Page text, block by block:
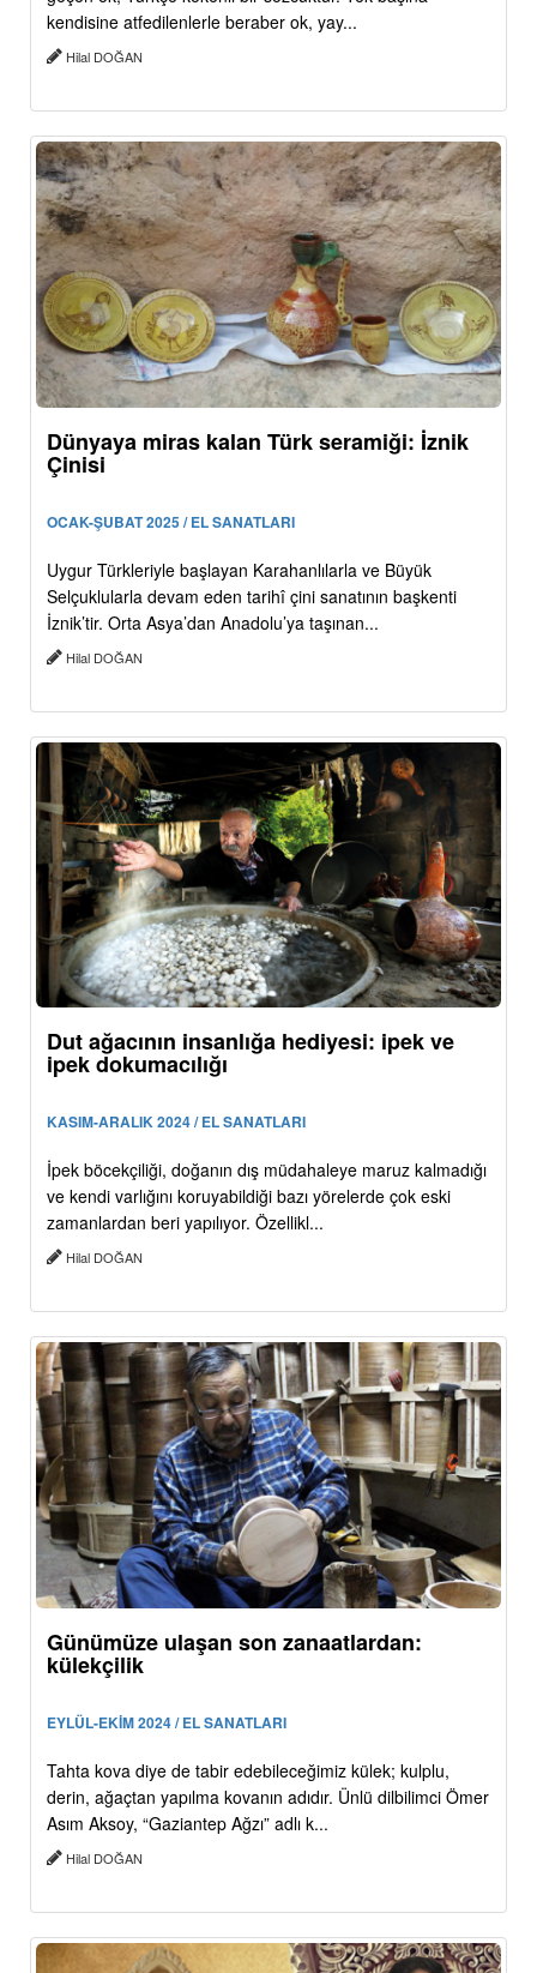
kendisine atfedilenlerle beraber ok, yay...
Hilal DOĞAN
Dünyaya miras kalan Türk seramiği: İznik
Çinisi
OCAK-ŞUBAT 2025 / EL SANATLARI
Uygur Türkleriyle başlayan Karahanlılarla ve Büyük
Selçuklularla devam eden tarihî çini sanatının başkenti
İznik’tir. Orta Asya’dan Anadolu’ya taşınan...
Hilal DOĞAN
Dut ağacının insanlığa hediyesi: ipek ve
ipek dokumacılığı
KASIM-ARALIK 2024 / EL SANATLARI
İpek böcekçiliği, doğanın dış müdahaleye maruz kalmadığı
ve kendi varlığını koruyabildiği bazı yörelerde çok eski
zamanlardan beri yapılıyor. Özellikl...
Hilal DOĞAN
Günümüze ulaşan son zanaatlardan:
külekçilik
EYLÜL-EKİM 2024 / EL SANATLARI
Tahta kova diye de tabir edebileceğimiz külek; kulplu,
derin, ağaçtan yapılma kovanın adıdır. Ünlü dilbilimci Ömer
Asım Aksoy, “Gaziantep Ağzı” adlı k...
Hilal DOĞAN